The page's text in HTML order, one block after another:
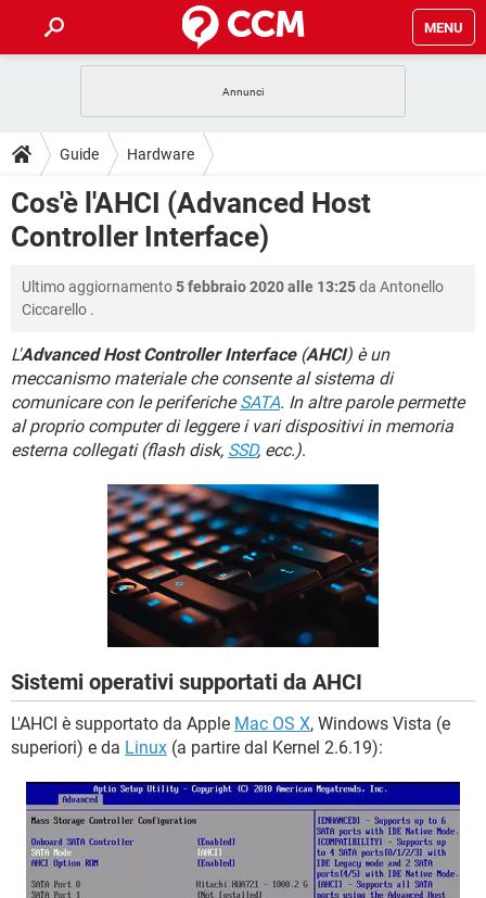
MENU
INTRATTENIMENTO
iOS WINDOWS 10
INSTAGRAM WHATSAPP
HARDWARE
GUIDE
COVID-19
INTRATTENIMENTO ANDROID
WINDOWS 10
INSTAGRAM WHATSAPP
HARDWARE
DOWNLOAD
COVID-19 GAMING
iOS
INSTAGRAM WHATSAPP
TIKTOK FACEBOOK
HARDWARE
FORUM
COVID-19 GAMING
iOS WINDOWS 10
INSTAGRAM WHATSAPP
TIKTOK FACEBOOK
GLOSSARIO
COVID-19 GAMING
INTRATTENIMENTO ANDROID
iOS WINDOWS 10
INSTAGRAM WHATSAPP
FACEBOOK
Guide Hardware
Cos'è l'AHCI (Advanced Host
Controller Interface)
Ultimo aggiornamento5 febbraio 2020 alle 13:25da Antonello
Ciccarello .
L'Advanced Host Controller Interface(AHCI) è un
meccanismo materiale che consente al sistema di
comunicare con le perifericheSATA. In altre parole permette
al proprio computer di leggere i vari dispositivi in memoria
esterna collegati (flash disk, SSD, ecc.).
Sistemi operativi supportati da AHCI
L'AHCI è supportato da Apple Mac OS X, Windows Vista (e
superiori) e da Linux (a partire dal Kernel 2.6.19):